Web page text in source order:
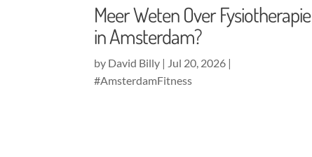
Meer Weten Over Fysiotherapie
in Amsterdam?
by David Billy | Jul 20, 2026 |
#AmsterdamFitness